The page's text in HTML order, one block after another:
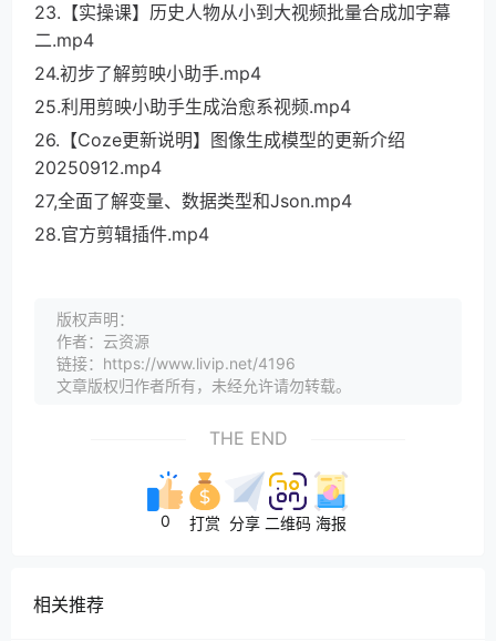
23.【实操课】历史人物从小到大视频批量合成加字幕
二.mp4
24.初步了解剪映小助手.mp4
25.利用剪映小助手生成治愈系视频.mp4
26.【Coze更新说明】图像生成模型的更新介绍
20250912.mp4
27,全面了解变量、数据类型和Json.mp4
28.官方剪辑插件.mp4
版权声明：
作者：云资源
链接：https://www.livip.net/4196
文章版权归作者所有，未经允许请勿转载。
THE END
0 打赏 分享 二维码 海报
相关推荐